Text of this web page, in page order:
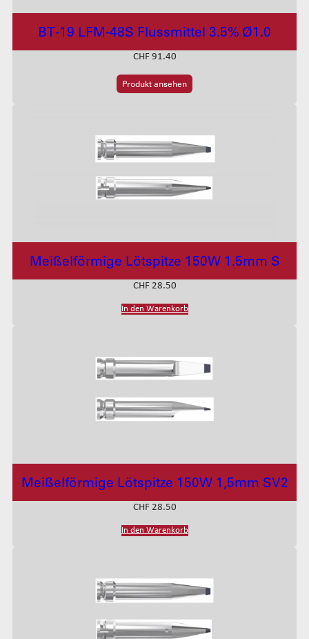
BT-19 LFM-48S Flussmittel 3.5% Ø1.0
CHF91.40
Produkt ansehen
Meißelförmige Lötspitze 150W 1.5mm S
CHF28.50
In den Warenkorb
Meißelförmige Lötspitze 150W 1,5mm SV2
CHF28.50
In den Warenkorb